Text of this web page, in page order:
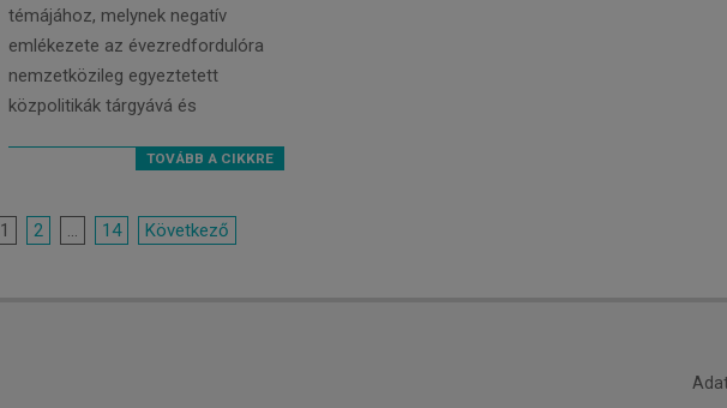
témájához, melynek negatív
emlékezete az évezredfordulóra
nemzetközileg egyeztetett
közpolitikák tárgyává és
TOVÁBB A CIKKRE
Bejegyzések
1 2 … 14 Következő